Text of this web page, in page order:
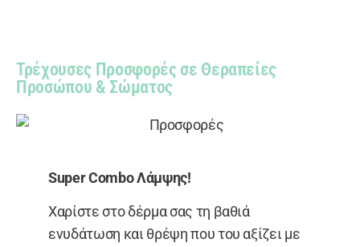
Τρέχουσες Προσφορές σε Θεραπείες
Προσώπου & Σώματος
Super Combo Λάμψης!
Χαρίστε στο δέρμα σας τη βαθιά
ενυδάτωση και θρέψη που του αξίζει με